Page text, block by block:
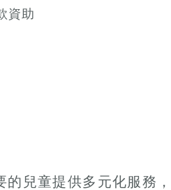
資助
兒童提供多元化服務，